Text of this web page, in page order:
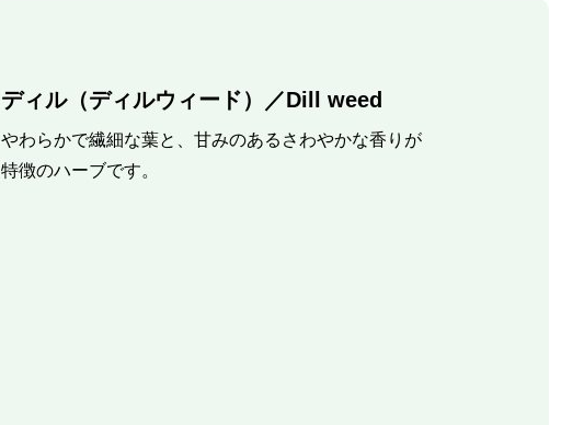
ディル（ディルウィード）／Dill weed
やわらかで繊細な葉と、甘みのあるさわやかな香りが
特徴のハーブです。